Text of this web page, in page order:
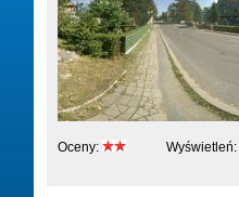
Oceny: Wyświetleń: